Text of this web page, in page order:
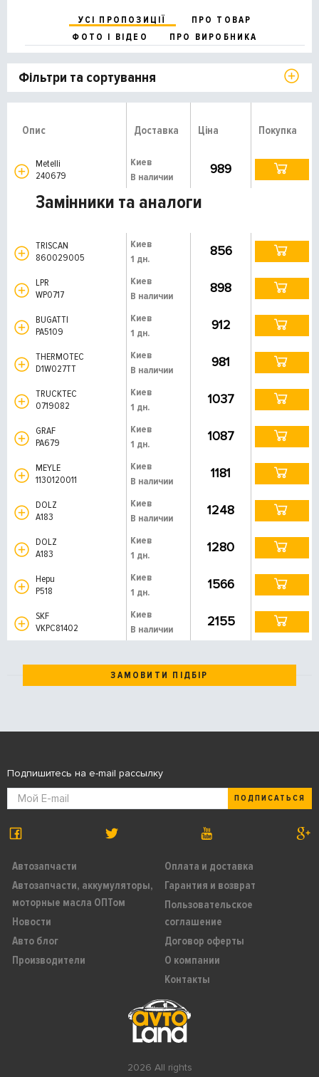
УСІ ПРОПОЗИЦІЇ
ПРО ТОВАР
ФОТО І ВІДЕО
ПРО ВИРОБНИКА
Фільтри та сортування
Опис Доставка Ціна Покупка
Metelli
240679
Киев
В наличии
989
Замінники та аналоги
TRISCAN
860029005
Киев
1 дн.
856
LPR
WP0717
Киев
В наличии
898
BUGATTI
PA5109
Киев
1 дн.
912
THERMOTEC
D1W027TT
Киев
В наличии
981
TRUCKTEC
0719082
Киев
1 дн.
1037
GRAF
PA679
Киев
1 дн.
1087
MEYLE
1130120011
Киев
В наличии
1181
DOLZ
A183
Киев
В наличии
1248
DOLZ
A183
Киев
1 дн.
1280
Hepu
P518
Киев
1 дн.
1566
SKF
VKPC81402
Киев
В наличии
2155
ЗАМОВИТИ ПІДБІР
2026 All rights
Автозапчасти
Автозапчасти, аккумуляторы,
моторные масла ОПТом
Новости
Авто блог
Производители
Оплата и доставка
Гарантия и возврат
Пользовательское
соглашение
Договор оферты
О компании
Контакты
Подпишитесь на e-mail рассылку
ПОДПИСАТЬСЯ